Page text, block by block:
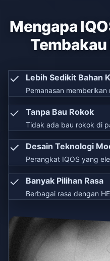
Mengapa
✓ Lebih Sedikit Bahan
Pemanasan
✓ Tanpa Bau Rokok
Tidak ada bau rokok di
✓ Desain Teknologi
Perangkat IQOS yang
✓ Banyak Pilihan Rasa
Berbagai rasa dengan